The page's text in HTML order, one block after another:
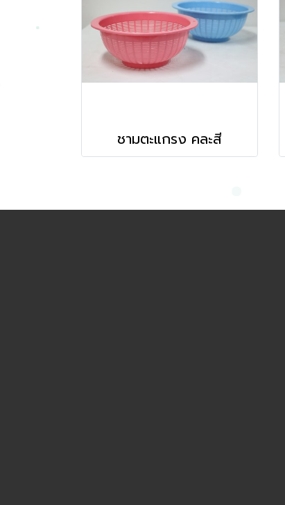
ชามตะแกรง คละสี